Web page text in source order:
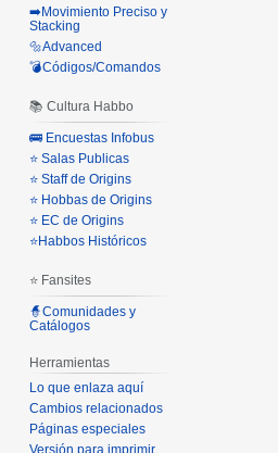
➡️Movimiento Preciso y
Stacking
🔩Advanced
💣Códigos/Comandos
📚 Cultura Habbo
🚌 Encuestas Infobus
⭐ Salas Publicas
⭐ Staff de Origins
⭐ Hobbas de Origins
⭐ EC de Origins
⭐Habbos Históricos
⭐ Fansites
🧙Comunidades y
Catálogos
Herramientas
Lo que enlaza aquí
Cambios relacionados
Páginas especiales